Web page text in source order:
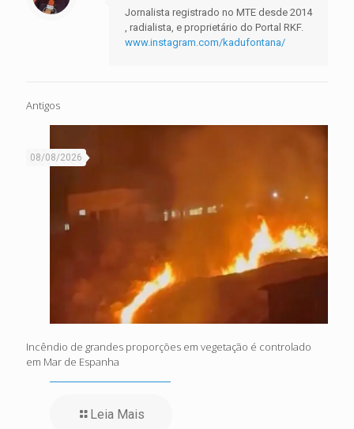
Jornalista registrado no MTE desde 2014
, radialista, e proprietário do Portal RKF.
www.instagram.com/kadufontana/
Antigos
08/08/2026
Incêndio de grandes proporções em vegetação é controlado
em Mar de Espanha
Leia Mais